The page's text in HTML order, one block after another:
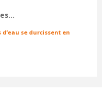
se durcissent en